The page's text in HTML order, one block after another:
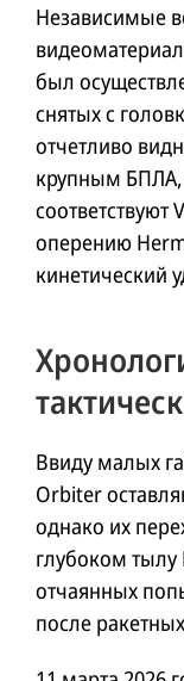
Независимые
был
снятых с
отчетливо
крупным
соответствуют
оперению
кинетический
Ввиду малых
Orbiter
однако их
глубоком тылу
отчаянных
после